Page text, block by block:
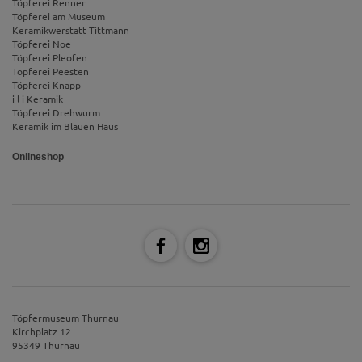
Töpferei Renner
Töpferei am Museum
Keramikwerstatt Tittmann
Töpferei Noe
Töpferei Pleofen
Töpferei Peesten
Töpferei Knapp
i l i Keramik
Töpferei Drehwurm
Keramik im Blauen Haus
Onlineshop
Töpfermuseum Thurnau
Kirchplatz 12
95349 Thurnau